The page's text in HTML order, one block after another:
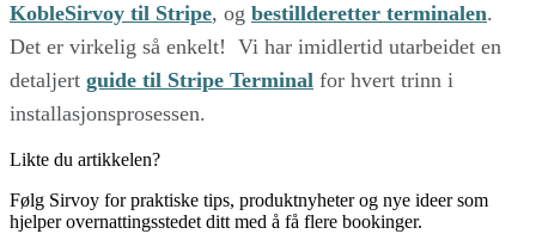
KobleSirvoy til Stripe, og bestillderetter terminalen.
Det er virkelig så enkelt! Vi har imidlertid utarbeidet en
detaljert guide til Stripe Terminal for hvert trinn i
installasjonsprosessen.
Likte du artikkelen?
Følg Sirvoy for praktiske tips, produktnyheter og nye ideer som
hjelper overnattingsstedet ditt med å få flere bookinger.